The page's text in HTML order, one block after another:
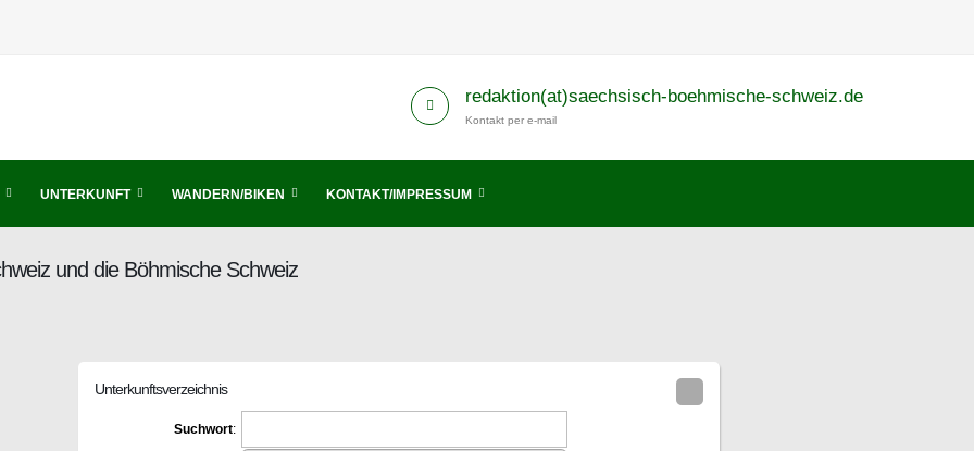
redaktion(at)saechsisch-boehmische-schweiz.de
Kontakt per e-mail
UNTERKUNFT WANDERN/BIKEN KONTAKT/IMPRESSUM
und die Böhmische Schweiz
Unterkunftsverzeichnis
Suchwort: